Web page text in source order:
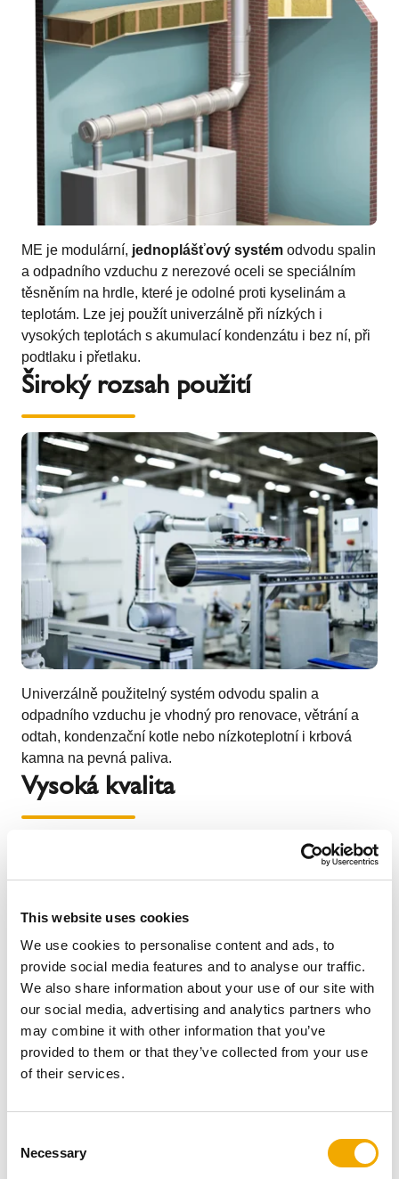
This website uses cookies
We use cookies to personalise content and ads, to
provide social media features and to analyse our traffic.
We also share information about your use of our site with
our social media, advertising and analytics partners who
may combine it with other information that you’ve
provided to them or that they’ve collected from your use
of their services.
Necessary
ME je modulární, jednoplášťový systém odvodu spalin
a odpadního vzduchu z nerezové oceli se speciálním
těsněním na hrdle, které je odolné proti kyselinám a
teplotám. Lze jej použít univerzálně při nízkých i
vysokých teplotách s akumulací kondenzátu i bez ní, při
podtlaku i přetlaku.
Široký rozsah použití
Univerzálně použitelný systém odvodu spalin a
odpadního vzduchu je vhodný pro renovace, větrání a
odtah, kondenzační kotle nebo nízkoteplotní i krbová
kamna na pevná paliva.
Vysoká kvalita
nejvyšší kvalitu materiálů a přesnost. Vnější plášť je